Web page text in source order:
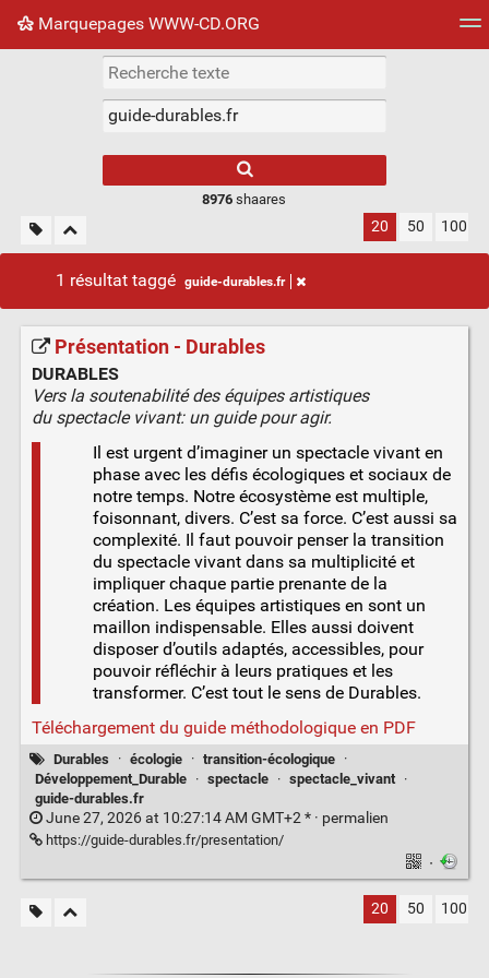
Marquepages WWW-CD.ORG
Nuage de tags Mur d'images
8976 shaares
20 50 100
1 résultat taggé guide-durables.fr
Présentation - Durables
DURABLES
Vers la soutenabilité des équipes artistiques
du spectacle vivant: un guide pour agir.
Il est urgent d’imaginer un spectacle vivant en
phase avec les défis écologiques et sociaux de
notre temps. Notre écosystème est multiple,
foisonnant, divers. C’est sa force. C’est aussi sa
complexité. Il faut pouvoir penser la transition
du spectacle vivant dans sa multiplicité et
impliquer chaque partie prenante de la
création. Les équipes artistiques en sont un
maillon indispensable. Elles aussi doivent
disposer d’outils adaptés, accessibles, pour
pouvoir réfléchir à leurs pratiques et les
transformer. C’est tout le sens de Durables.
Téléchargement du guide méthodologique en PDF
Durables · écologie · transition-écologique ·
Développement_Durable
· spectacle · spectacle_vivant ·
guide-durables.fr
June 27, 2026 at 10:27:14 AM GMT+2 * · permalien
https://guide-durables.fr/presentation/
·
20 50 100